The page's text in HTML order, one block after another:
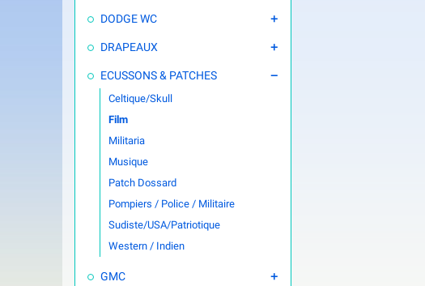
DODGE WC 
DRAPEAUX 
ECUSSONS & PATCHES 
Celtique/Skull
Film
Militaria
Musique
Patch Dossard
Pompiers / Police / Militaire
Sudiste/USA/Patriotique
Western / Indien
GMC 